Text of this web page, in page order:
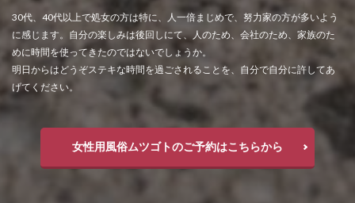
30代、40代以上で処女の方は特に、人一倍まじめで、努力家の方が多いよう
に感じます。自分の楽しみは後回しにて、人のため、会社のため、家族のた
めに時間を使ってきたのではないでしょうか。
明日からはどうぞステキな時間を過ごされることを、自分で自分に許してあ
げてください。
女性用風俗ムツゴトのご予約はこちらから